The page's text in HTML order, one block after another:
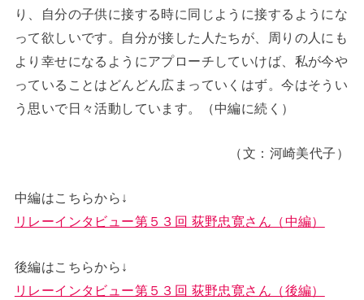
り、自分の子供に接する時に同じように接するようにな
って欲しいです。自分が接した人たちが、周りの人にも
より幸せになるようにアプローチしていけば、私が今や
っていることはどんどん広まっていくはず。今はそうい
う思いで日々活動しています。（中編に続く）
（文：河崎美代子）
中編はこちらから↓
リレーインタビュー第５３回 荻野忠寛さん（中編）
後編はこちらから↓
リレーインタビュー第５３回 荻野忠寛さん（後編）